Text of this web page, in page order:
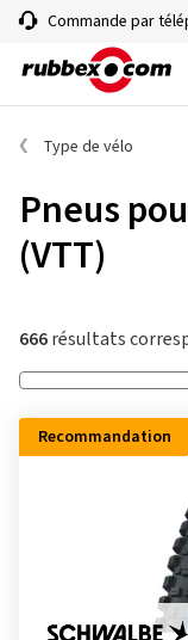
Commande par
Type de vélo
Pneus
(VTT)
666résultats
Recommandation